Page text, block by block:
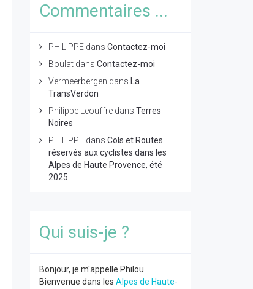
Commentaires ...
PHILIPPEdans Contactez-moi
Boulatdans Contactez-moi
Vermeerbergen dans
La
TransVerdon
Philippe Leouffredans Terres
Noires
PHILIPPEdans Cols et Routes
réservés aux cyclistes dans les
Alpes de Haute Provence, été
2025
Qui suis-je ?
Bonjour, je m'appelle Philou.
Bienvenue dans les Alpes de Haute-